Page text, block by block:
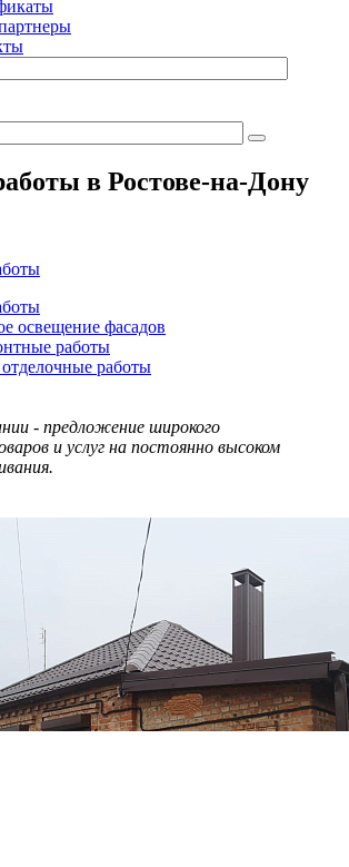
в Ростове-на-Дону
освещение фасадов
работы
работы
- предложение широкого
и услуг на постоянно высоком